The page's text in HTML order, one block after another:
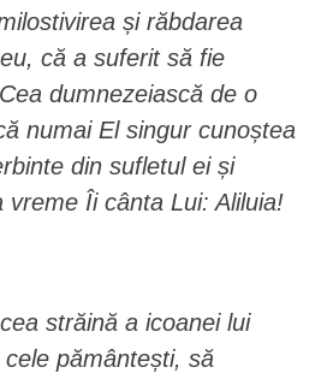
și răbdarea
că a suferit să fie
dumnezeiască de o
numai El singur cunoștea
din sufletul ei și
vreme Îi cânta Lui: Aliluia!
străină a icoanei lui
pământești, să